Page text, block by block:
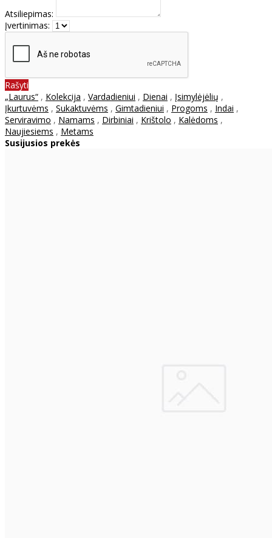
Atsiliepimas:
Įvertinimas:
Rašyti
„Laurus“ , Kolekcija , Vardadieniui , Dienai , Įsimylėjėlių ,
Įkurtuvėms , Sukaktuvėms , Gimtadieniui , Progoms , Indai ,
Serviravimo , Namams , Dirbiniai , Krištolo , Kalėdoms ,
Naujiesiems , Metams
Susijusios prekės